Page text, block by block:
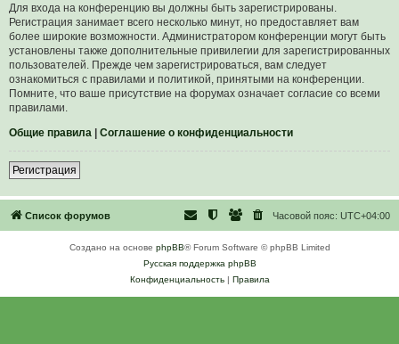
Для входа на конференцию вы должны быть зарегистрированы.
Регистрация занимает всего несколько минут, но предоставляет вам
более широкие возможности. Администратором конференции могут быть
установлены также дополнительные привилегии для зарегистрированных
пользователей. Прежде чем зарегистрироваться, вам следует
ознакомиться с правилами и политикой, принятыми на конференции.
Помните, что ваше присутствие на форумах означает согласие со всеми
правилами.
Общие правила | Соглашение о конфиденциальности
Регистрация
Список форумов Часовой пояс: UTC+04:00
Создано на основе phpBB® Forum Software © phpBB Limited
Русская поддержка phpBB
Конфиденциальность| Правила